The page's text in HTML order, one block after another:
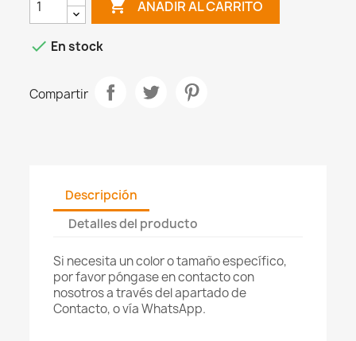
 AÑADIR AL CARRITO
 En stock
Compartir
Descripción
Detalles del producto
Si necesita un color o tamaño específico,
por favor póngase en contacto con
nosotros a través del apartado de
Contacto, o vía WhatsApp.